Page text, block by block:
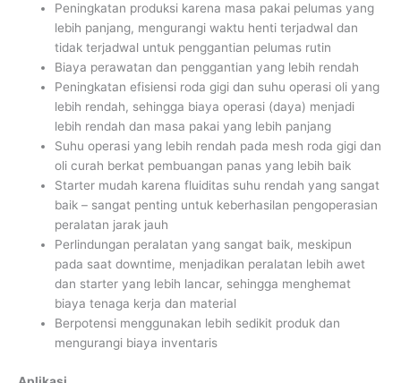
Peningkatan produksi karena masa pakai pelumas yang
lebih panjang, mengurangi waktu henti terjadwal dan
tidak terjadwal untuk penggantian pelumas rutin
Biaya perawatan dan penggantian yang lebih rendah
Peningkatan efisiensi roda gigi dan suhu operasi oli yang
lebih rendah, sehingga biaya operasi (daya) menjadi
lebih rendah dan masa pakai yang lebih panjang
Suhu operasi yang lebih rendah pada mesh roda gigi dan
oli curah berkat pembuangan panas yang lebih baik
Starter mudah karena fluiditas suhu rendah yang sangat
baik – sangat penting untuk keberhasilan pengoperasian
peralatan jarak jauh
Perlindungan peralatan yang sangat baik, meskipun
pada saat downtime, menjadikan peralatan lebih awet
dan starter yang lebih lancar, sehingga menghemat
biaya tenaga kerja dan material
Berpotensi menggunakan lebih sedikit produk dan
mengurangi biaya inventaris